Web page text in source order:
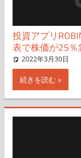
投資アプリ
表で株価が25％
2022年3月30日
続きを読む